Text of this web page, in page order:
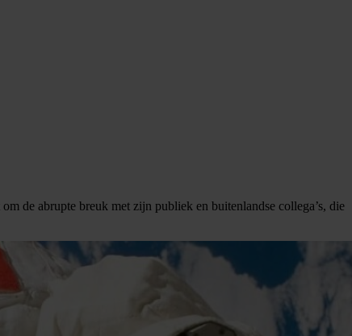
de abrupte breuk met zijn publiek en buitenlandse collega’s, die